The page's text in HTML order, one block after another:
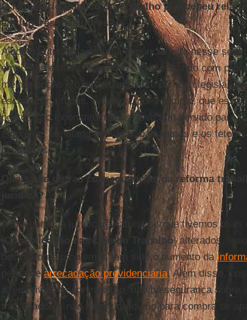
O Ministério Público do Trabalho já recebeu
em lugares insalubres?
Ainda não temos nenhuma denúncia feita nesse
empresas estão procurando e conversando com
melhor opção e o que fazer diante da nova
esclarecer a todos. Falamos, por exemplo, que essa
pontos são inconstitucionais. Isso tem servido para
empresas e evitado que as trabalhadoras e os fetos
insalubres.
Quais são outras consequências da reforma
jurídica?
A insegurança jurídica é natural porque tivemos
Consolidação das Leis do Trabalho] alterados.
dos maiores problemas tem sido o aumento da
perda dearrecadação previdenciária. Além disso,
alternativas de contratação, não há segurança sobre
trabalhadores não fazem crediário para compra de